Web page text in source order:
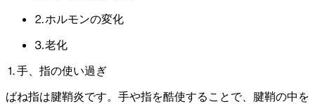
⒉ホルモンの変化
⒊老化
⒈手、指の使い過ぎ
ばね指は腱鞘炎です。手や指を酷使することで、腱鞘の中を